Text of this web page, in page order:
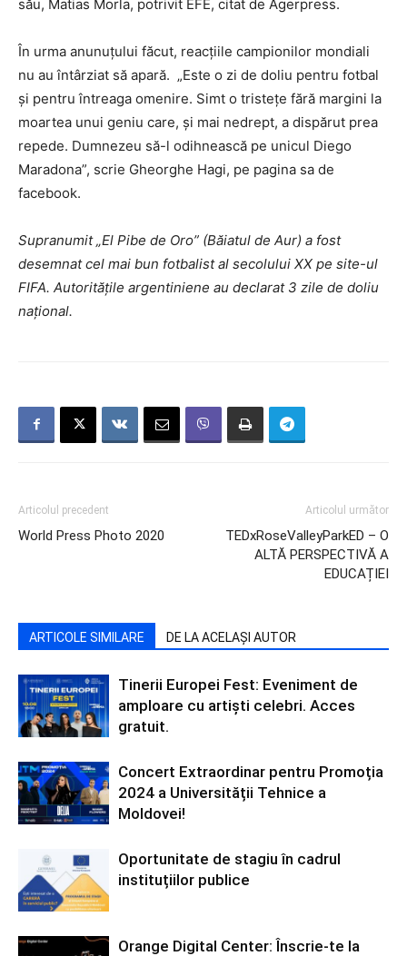
său, Matias Morla, potrivit EFE, citat de Agerpress.
În urma anunuțului făcut, reacțiile campionilor mondiali
nu au întârziat să apară. „Este o zi de doliu pentru fotbal
și pentru întreaga omenire. Simt o tristețe fără margini la
moartea unui geniu care, și mai nedrept, a dispărut prea
repede. Dumnezeu să-l odihnească pe unicul Diego
Maradona”, scrie Gheorghe Hagi, pe pagina sa de
facebook.
Supranumit „El Pibe de Oro” (Băiatul de Aur) a fost
desemnat cel mai bun fotbalist al secolului XX pe site-ul
FIFA. Autoritățile argentiniene au declarat 3 zile de doliu
național.
Articolul precedent
World Press Photo 2020
Articolul următor
TEDxRoseValleyParkED – O
ALTĂ PERSPECTIVĂ A
EDUCAȚIEI
ARTICOLE SIMILARE DE LA ACELAȘI AUTOR
Tinerii Europei Fest: Eveniment de
amploare cu artiști celebri. Acces
gratuit.
Concert Extraordinar pentru Promoția
2024 a Universității Tehnice a
Moldovei!
Oportunitate de stagiu în cadrul
instituțiilor publice
Orange Digital Center: Înscrie-te la